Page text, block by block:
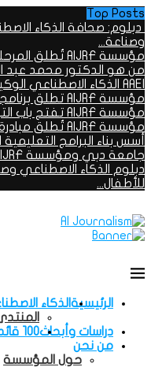
Top Posts
دبلوم: صحافة الذكاء
وصناعة...
مؤسسة AIJRF تُطلق المرحلة الأولى من مبادرة الاتصال...
من هو الدكتور محمد عبد
AAEI الذكاء الاصطناعي الوكيل لأعضاء هيئة التدريس والمعلمين
مؤسسة AIJRF تطلق برنامجاً متخصصاً في الذكاء الاصطناعي...
مؤسسة AIJRF تفتح باب الترشح لقائمة : 100...
مؤسسة AIJRF تُطلق مبادرة (AIML): 100 قائد عربي...
أسس بناء البرامج
جامعة دبي ومؤسسة AIJRF يُطلقان النسخة السادسة من...
دبلوم الذكاء الاصطناعي
للأطفال...
الرئيسيةالذكاء
دراسات وأبحاث100 قائد عربي في الذكاء الاصطناعي
من نحن
حول المؤسسة